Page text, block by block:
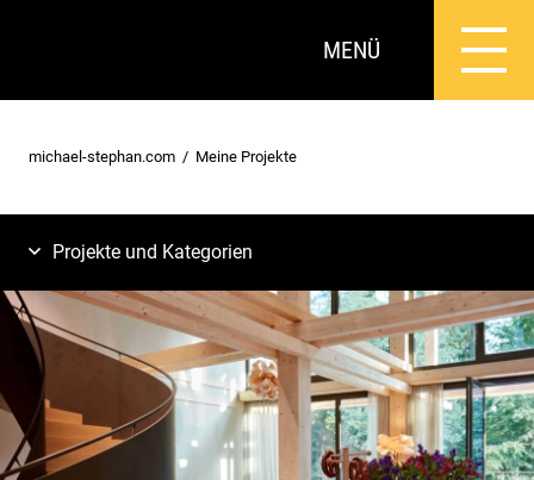
MENÜ
michael-stephan.com Meine Projekte
Projekte und Kategorien